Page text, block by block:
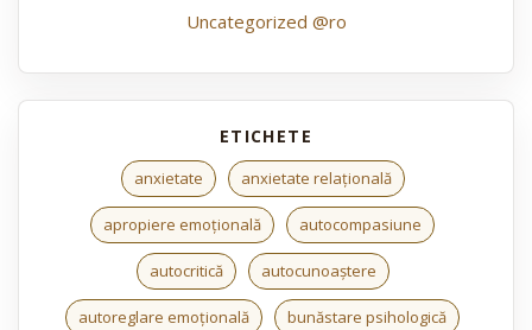
Uncategorized @ro
anxietate anxietate relațională
apropiere emoțională autocompasiune
autocritică autocunoaștere
autoreglare emoțională bunăstare psihologică